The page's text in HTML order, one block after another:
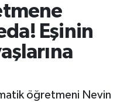
Eşinin
öğretmeni Nevin